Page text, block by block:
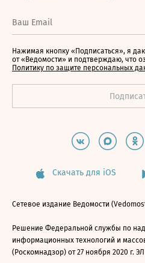
Нажимая кнопку «Подписаться», я
от «Ведомости» и подтверждаю, что
Политику по защите персональных
Скачать для iOS
Сетевое издание Ведомости
Решение Федеральной службы по
информационных технологий и
(Роскомнадзор) от 27 ноября 2020 г.